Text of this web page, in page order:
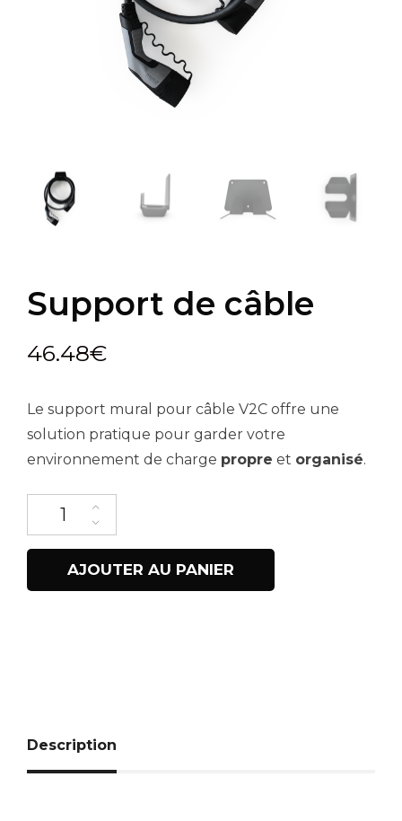
Support de câble
46.48€
Le support mural pour câble V2C offre une
solution pratique pour garder votre
environnement de charge propre et organisé.
AJOUTER AU PANIER
Description